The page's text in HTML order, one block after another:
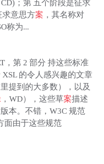
；第 五个阶段是征求
求意思方案 ，其名称对
称为...
，第 2 部分 持这些标准
的令人感兴趣的文章
提到的大多数），以及
，WD），这些草案描述
本。不错，W3C 规范
面由于这些规范